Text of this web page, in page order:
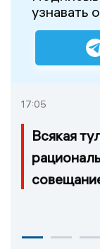
узнавать
17:05
Всякая